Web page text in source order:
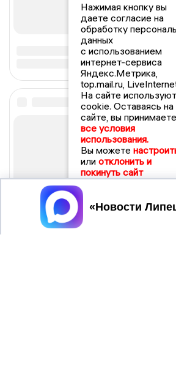
Нажимая кнопку вы
даете согласие на
обработку
данных
с использованием
интернет-сервиса
Яндекс.Метрика,
top.mail.ru,
На сайте
cookie. Оставаясь на
сайте, вы принимаете
все условия
использования.
Вы можете
или отклонить и
покинуть сайт
Принять